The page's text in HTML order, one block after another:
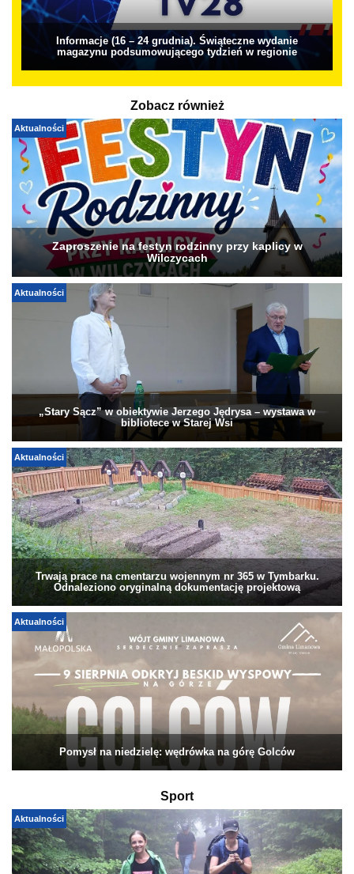
Informacje (16 – 24 grudnia). Świąteczne wydanie
magazynu podsumowującego tydzień w regionie
Zobacz również
Aktualności
Zaproszenie na festyn rodzinny przy kaplicy w
Wilczycach
Aktualności
„Stary Sącz” w obiektywie Jerzego Jędrysa – wystawa w
bibliotece w Starej Wsi
Aktualności
Trwają prace na cmentarzu wojennym nr 365 w Tymbarku.
Odnaleziono oryginalną dokumentację projektową
Aktualności
Pomysł na niedzielę: wędrówka na górę Golców
Sport
Aktualności